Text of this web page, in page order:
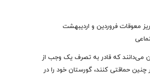
معوقات فروردین و اردیبهشت
می‌دانند که قادر به تصرف یک وجب از
چنین حماقتی کنند، گورستان خود را در